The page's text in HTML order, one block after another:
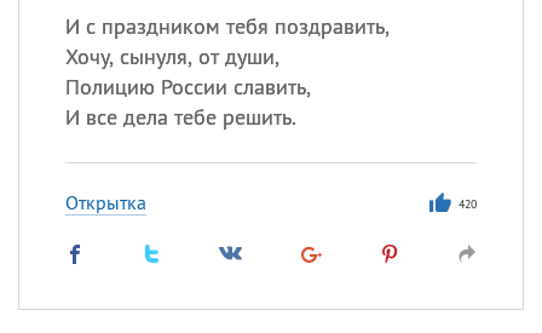
И с праздником тебя поздравить,
Хочу, сынуля, от души,
Полицию России славить,
И все дела тебе решить.
Открытка 420